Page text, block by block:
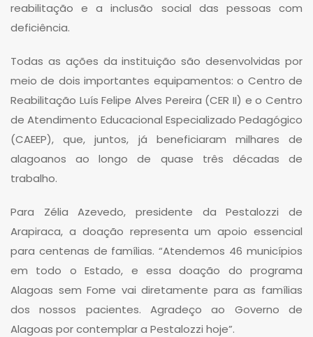
reabilitação e a inclusão social das pessoas com
deficiência.
Todas as ações da instituição são desenvolvidas por
meio de dois importantes equipamentos: o Centro de
Reabilitação Luís Felipe Alves Pereira (CER II) e o Centro
de Atendimento Educacional Especializado Pedagógico
(CAEEP), que, juntos, já beneficiaram milhares de
alagoanos ao longo de quase três décadas de
trabalho.
Para Zélia Azevedo, presidente da Pestalozzi de
Arapiraca, a doação representa um apoio essencial
para centenas de famílias. “Atendemos 46 municípios
em todo o Estado, e essa doação do programa
Alagoas sem Fome vai diretamente para as famílias
dos nossos pacientes. Agradeço ao Governo de
Alagoas por contemplar a Pestalozzi hoje”.